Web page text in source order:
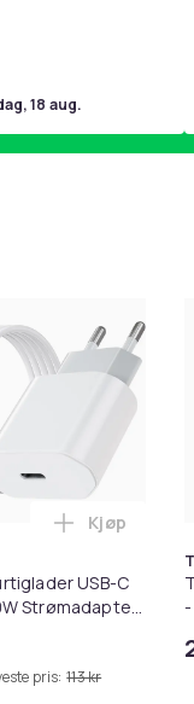
18 aug.
/
USB-C
Strømadapter
pris: 113 kr
Legg
Kjøp
-